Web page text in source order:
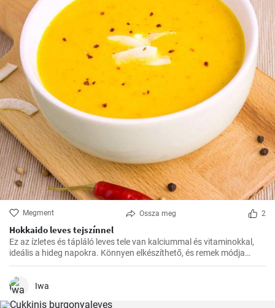
Megment Ossza meg 2
Hokkaido leves tejszínnel
Ez az ízletes és tápláló leves tele van kalciummal és vitaminokkal,
ideális a hideg napokra. Könnyen elkészíthető, és remek módja
annak, hogy több zöldséget illesszünk az étrendünkbe.
Iwa